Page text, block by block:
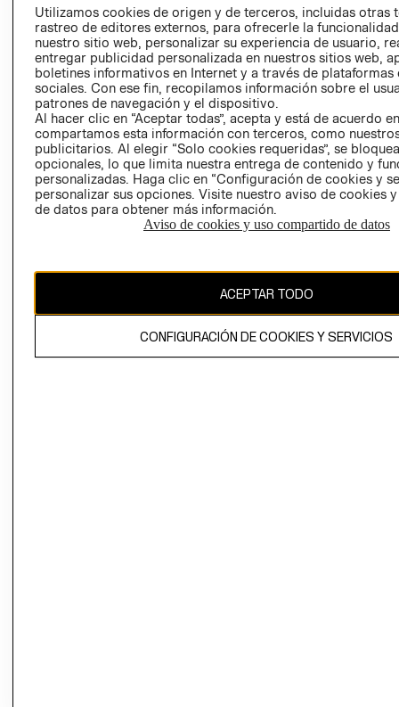
AVISO DE
PRIVACIDAD
GIFT CARD
AVISO DE
COOKIES
Chile ($)
El contenido de esta página web está protegido por copyright y es
propiedad de H&M Hennes & Mauritz AB.
Utilizamos cookies de origen y de terceros, incluidas otras
rastreo de editores externos, para ofrecerle la
nuestro sitio web, personalizar su experiencia de usuario,
entregar publicidad personalizada en nuestros sitios web,
boletines informativos en Internet y a través de plataformas
sociales. Con ese fin, recopilamos información sobre el
patrones de navegación y el dispositivo.
Al hacer clic en “Aceptar todas”, acepta y está de acuerdo
compartamos esta información con terceros, como
publicitarios. Al elegir “Solo cookies requeridas”, se
opcionales, lo que limita nuestra entrega de contenido y
personalizadas. Haga clic en “Configuración de cookies y
personalizar sus opciones. Visite nuestro aviso de cookies
de datos para obtener más información.
Aviso de cookies y uso compartido de datos
ACEPTAR TODO
CONFIGURACIÓN DE COOKIES Y SERVICIOS